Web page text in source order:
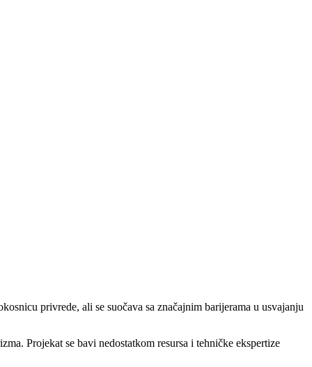
privrede, ali se suočava sa značajnim barijerama u usvajanju
Projekat se bavi nedostatkom resursa i tehničke ekspertize